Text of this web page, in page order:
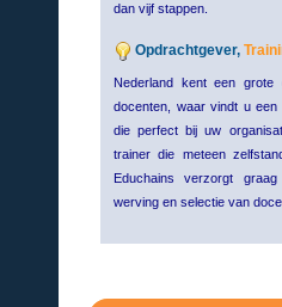
dan vijf stappen.
Opdrachtgever,
Nederland kent een
docenten, waar vindt u een
die perfect bij uw
trainer die meteen
Educhains verzorgt
werving en selectie van